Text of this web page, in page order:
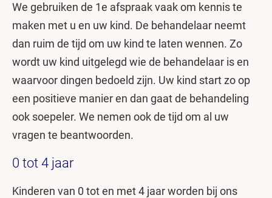
We gebruiken de 1e afspraak vaak om kennis te
maken met u en uw kind. De behandelaar neemt
dan ruim de tijd om uw kind te laten wennen. Zo
wordt uw kind uitgelegd wie de behandelaar is en
waarvoor dingen bedoeld zijn. Uw kind start zo op
een positieve manier en dan gaat de behandeling
ook soepeler. We nemen ook de tijd om al uw
vragen te beantwoorden.
0 tot 4 jaar
Kinderen van 0 tot en met 4 jaar worden bij ons